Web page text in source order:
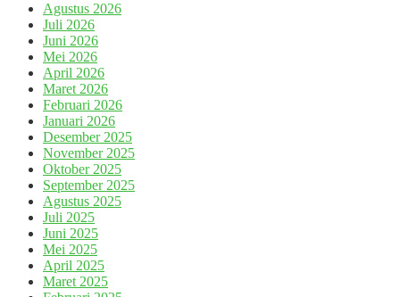
Agustus 2026
Juli 2026
Juni 2026
Mei 2026
April 2026
Maret 2026
Februari 2026
Januari 2026
Desember 2025
November 2025
Oktober 2025
September 2025
Agustus 2025
Juli 2025
Juni 2025
Mei 2025
April 2025
Maret 2025